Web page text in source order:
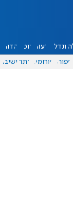
ונדל"ן דעות אוכל יהדות
ספורט פורומים אתר ישיבה